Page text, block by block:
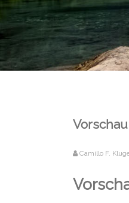
Camillo F.